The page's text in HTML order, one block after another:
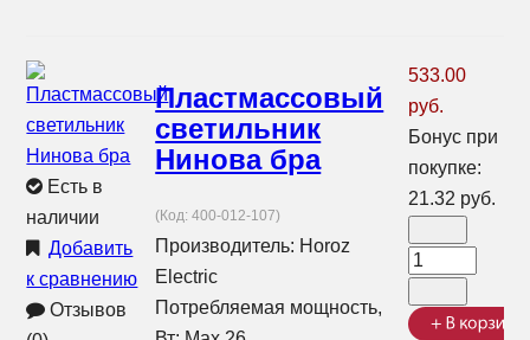
Есть в
наличии
Добавить
к сравнению
Отзывов
Пластмассовый
светильник
Нинова бра
(Код:400-012-107)
Производитель: Horoz
Electric
Потребляемая мощность,
533.00
руб.
Бонус при
покупке:
21.32 руб.